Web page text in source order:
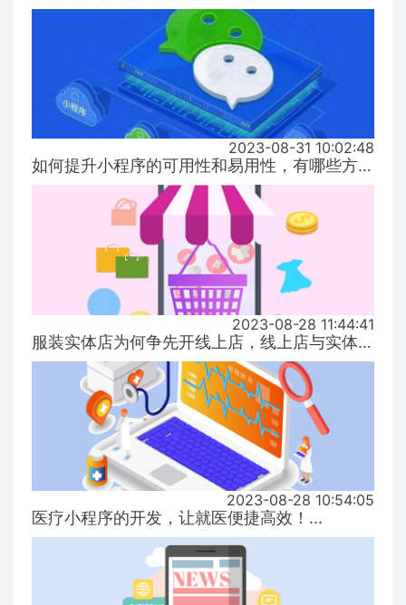
2023-08-31 10:02:48
如何提升小程序的可用性和易用性，有哪些方式！...
2023-08-28 11:44:41
服装实体店为何争先开线上店，线上店与实体店有什么区别？...
2023-08-28 10:54:05
医疗小程序的开发，让就医便捷高效！...